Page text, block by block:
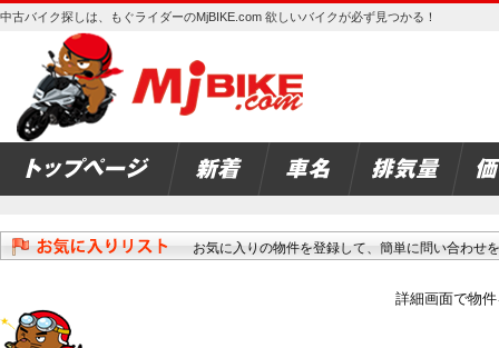
中古バイク探しは、もぐライダーのMjBIKE.com 欲しいバイクが必ず見つかる！
お気に入りの物件を登録して、簡単に問い合わせ
詳細画面で物